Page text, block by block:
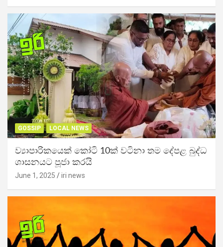
GOSSIP LOCAL NEWS
ව්‍යාපාරිකයෙක් කෝටි 10ක් වටිනා තම දේපළ බුද්ධ
ශාසනයට පූජා කරයි
June 1, 2025 iri news